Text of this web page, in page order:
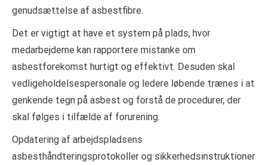
genudsættelse af asbestfibre.
Det er vigtigt at have et system på plads, hvor
medarbejderne kan rapportere mistanke om
asbestforekomst hurtigt og effektivt. Desuden skal
vedligeholdelsespersonale og ledere løbende trænes i at
genkende tegn på asbest og forstå de procedurer, der
skal følges i tilfælde af forurening.
Opdatering af arbejdspladsens
asbesthåndteringsprotokoller og sikkerhedsinstruktioner